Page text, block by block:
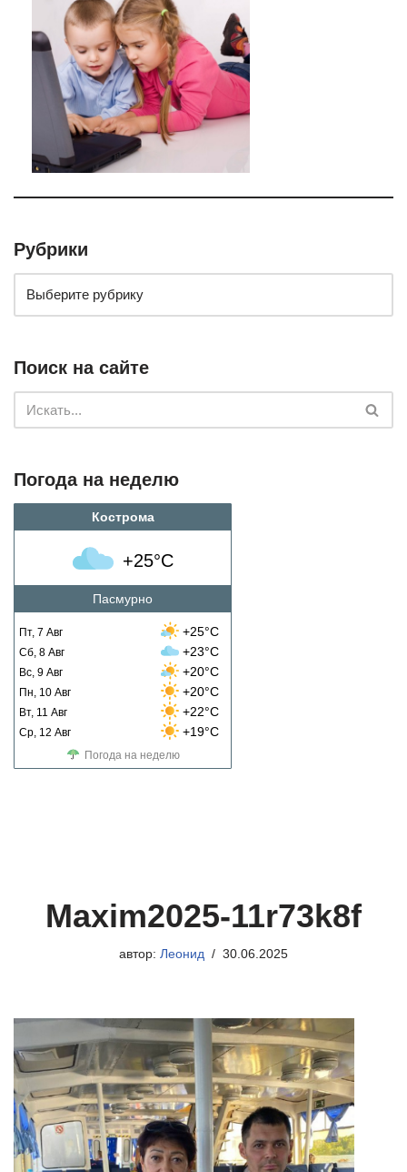
Рубрики
Поиск на сайте
Погода на неделю
Кострома
+25°C
Пасмурно
Пт, 7 Авг +25°C
Сб, 8 Авг +23°C
Вс, 9 Авг +20°C
Пн, 10 Авг +20°C
Вт, 11 Авг +22°C
Ср, 12 Авг +19°C
Погода на неделю
Maxim2025-11r73k8f
автор: Леонид 30.06.2025